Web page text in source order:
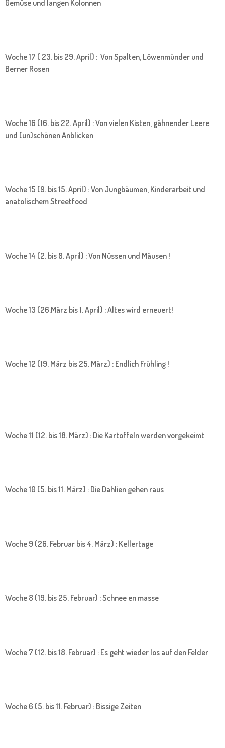
Gemüse und langen Kolonnen
Woche 17 ( 23. bis 29. April) : Von Spalten, Löwenmünder und
Berner Rosen
Woche 16 (16. bis 22. April) : Von vielen Kisten, gähnender Leere
und (un)schönen Anblicken
Woche 15 (9. bis 15. April) : Von Jungbäumen, Kinderarbeit und
anatolischem Streetfood
Woche 14 (2. bis 8. April) : Von Nüssen und Mäusen !
Woche 13 (26.März bis 1. April) : Altes wird erneuert!
Woche 12 (19. März bis 25. März) : Endlich Frühling !
Woche 11 (12. bis 18. März) : Die Kartoffeln werden vorgekeimt
Woche 10 (5. bis 11. März) : Die Dahlien gehen raus
Woche 9 (26. Februar bis 4. März) : Kellertage
Woche 8 (19. bis 25. Februar) : Schnee en masse
Woche 7 (12. bis 18. Februar) : Es geht wieder los auf den Felder
Woche 6 (5. bis 11. Februar) : Bissige Zeiten